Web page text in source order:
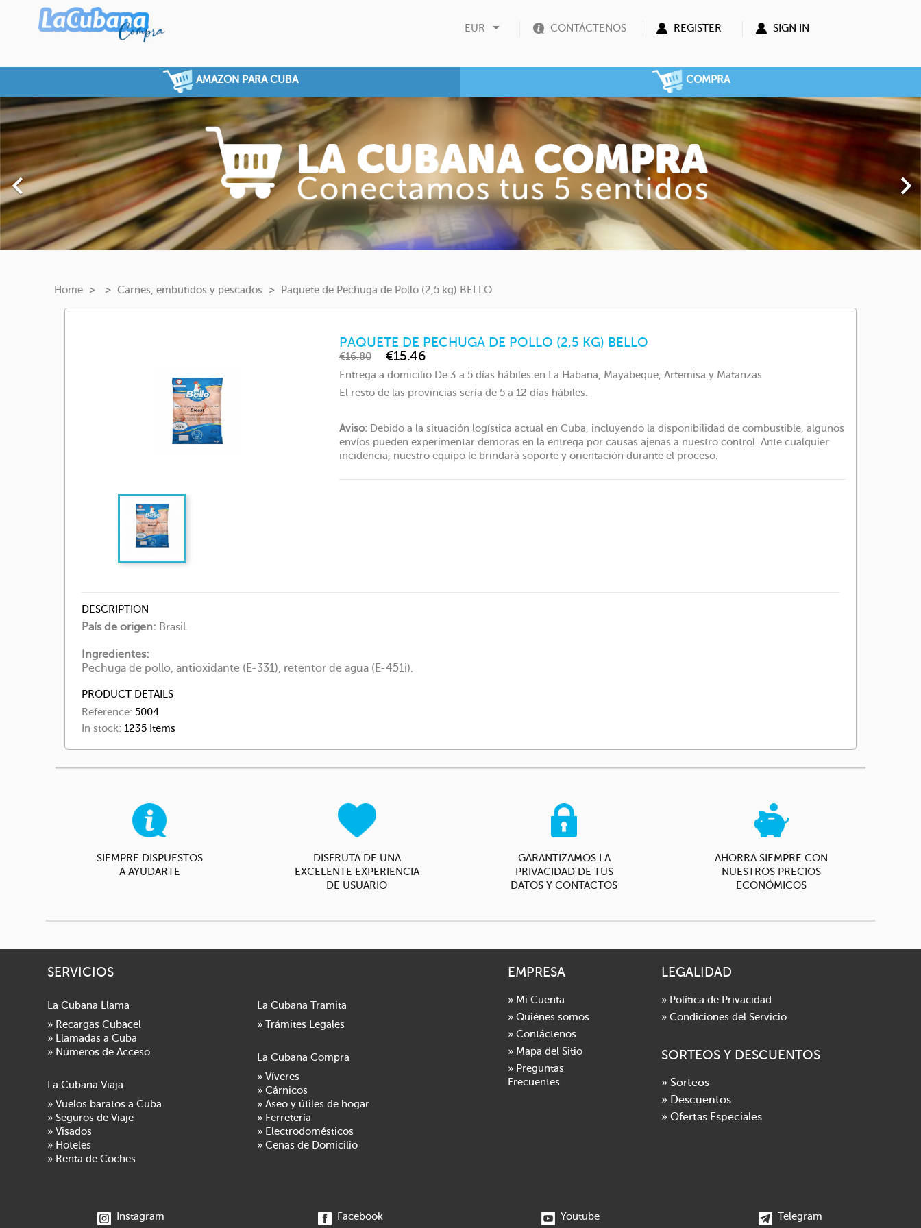
EUR  CONTÁCTENOS REGISTER SIGN IN
AMAZON PARA CUBA COMPRA

Previous Next
Home Carnes, embutidos y pescados Paquete de Pechuga de Pollo (2,5 kg) BELLO
PAQUETE DE PECHUGA DE POLLO (2,5 KG) BELLO
€16.80 €15.46
Entrega a domicilio De 3 a 5 días hábiles en La Habana, Mayabeque, Artemisa y Matanzas
El resto de las provincias sería de 5 a 12 días hábiles.
Aviso:Debido a la situación logística actual en Cuba, incluyendo la disponibilidad de combustible, algunos
envíos pueden experimentar demoras en la entrega por causas ajenas a nuestro control. Ante cualquier
incidencia, nuestro equipo le brindará soporte y orientación durante el proceso.
DESCRIPTION
País de origen: Brasil.
Ingredientes:
Pechuga de pollo, antioxidante (E-331), retentor de agua (E-451i).
PRODUCT DETAILS
Reference: 5004
In stock: 1235 Items
SIEMPRE DISPUESTOS
A AYUDARTE
DISFRUTA DE UNA
EXCELENTE EXPERIENCIA
DE USUARIO
GARANTIZAMOS LA
PRIVACIDAD DE TUS
DATOS Y CONTACTOS
AHORRA SIEMPRE CON
NUESTROS PRECIOS
ECONÓMICOS
SERVICIOS
La Cubana Llama
» Recargas Cubacel
» Llamadas a Cuba
» Números de Acceso
La Cubana Viaja
» Vuelos baratos a Cuba
» Seguros de Viaje
» Visados
» Hoteles
» Renta de Coches
La Cubana Tramita
» Trámites Legales
La Cubana Compra
» Víveres
» Cárnicos
» Aseo y útiles de hogar
» Ferretería
» Electrodomésticos
» Cenas de Domicilio
EMPRESA
» Mi Cuenta
» Quiénes somos
» Contáctenos
» Mapa del Sitio
» Preguntas
Frecuentes
LEGALIDAD
» Política de Privacidad
» Condiciones del Servicio
SORTEOS Y DESCUENTOS
» Sorteos
» Descuentos
» Ofertas Especiales
Instagram Facebook Youtube Telegram